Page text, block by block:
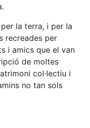
la terra, i per la
recreades per
i amics que el van
de moltes
col·lectiu i
no tan sols